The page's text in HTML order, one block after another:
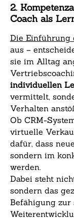
2.
Coach als
Die Einführung
aus –
sie im Alltag
individuellen
vermittelt,
Verhalten
Ob CRM-
virtuelle
dafür, dass
sondern im
werden.
Dabei steht
sondern das
Befähigung zur